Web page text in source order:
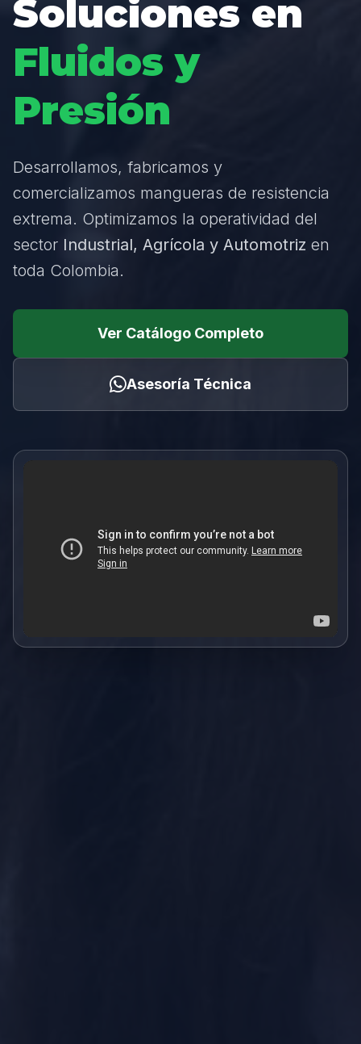
Soluciones en
Fluidos y
Presión
Desarrollamos, fabricamos y
comercializamos mangueras de resistencia
extrema. Optimizamos la operatividad del
sector Industrial, Agrícola y Automotriz en
toda Colombia.
Ver Catálogo Completo
Asesoría Técnica